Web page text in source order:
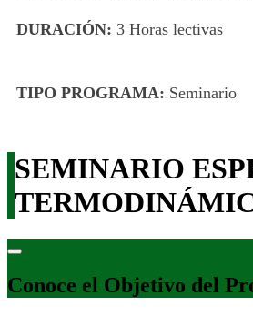
DURACIÓN: 3 Horas lectivas
TIPO PROGRAMA: Seminario
SEMINARIO
Conoce el Objetivo del